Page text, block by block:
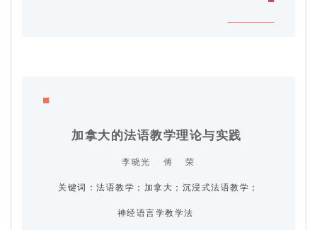
加拿大的法语教学理论与实践
李晓光 傅 荣
关键词：法语教学；加拿大；沉浸式法语教学；
神经语言学教学法